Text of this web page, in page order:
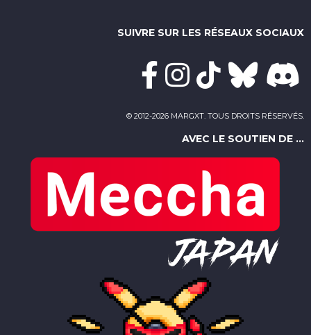
SUIVRE SUR LES RÉSEAUX SOCIAUX
© 2012-2026 MARGXT. TOUS DROITS RÉSERVÉS.
AVEC LE SOUTIEN DE ...